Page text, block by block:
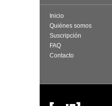
Inicio
Quiénes somos
Suscripción
FAQ
Contacto